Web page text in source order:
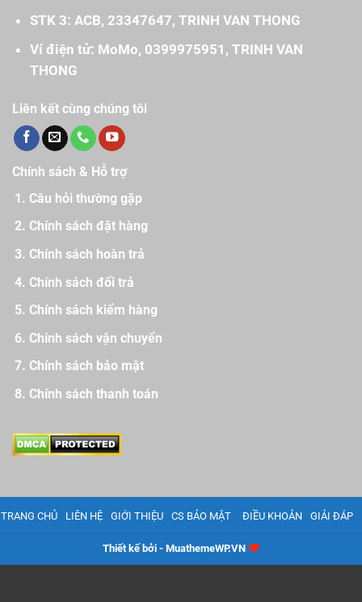
STK 3: ACB, 23347647, TRINH VAN THONG
Ví điện tử: MoMo, 0399975951, TRINH VAN
THONG
Liên kết cùng chúng tôi
Chính sách & Hỗ trợ
Câu hỏi thường gặp
Chính sách đặt hàng
Chính sách hoàn trả
Chính sách đổi trả
Chính sách kiểm hàng
Chính sách vận chuyển
Chính sách bảo mật
Chính sách thanh toán
TRANG CHỦ LIÊN HỆ GIỚI THIỆU CS BẢO MẬT ĐIỀU KHOẢN GIẢI ĐÁP
Thiết kế bởi - MuathemeWP.VN